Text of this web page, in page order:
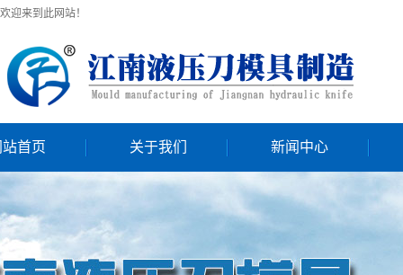
欢迎来到此网站！
首页 关于我们 新闻中心